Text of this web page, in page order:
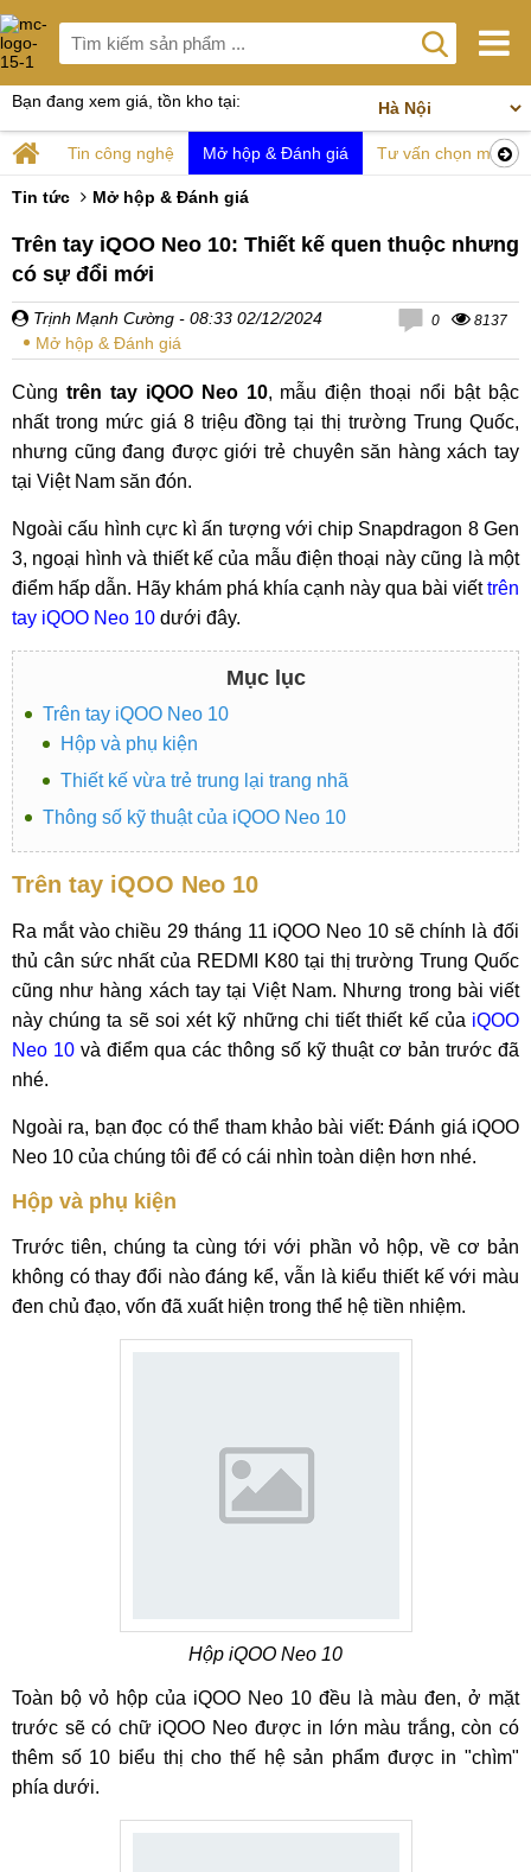
Bạn đang xem giá, tồn kho tại:
Tin công nghệ Mở hộp & Đánh giá Tư vấn chọn mua
Tin tức Mở hộp & Đánh giá
Trên tay iQOO Neo 10: Thiết kế quen thuộc nhưng
có sự đổi mới
Trịnh Mạnh Cường - 08:33 02/12/2024
Mở hộp & Đánh giá
0 8137
Cùng trên tay iQOO Neo 10, mẫu điện thoại nổi bật bậc
nhất trong mức giá 8 triệu đồng tại thị trường Trung Quốc,
nhưng cũng đang được giới trẻ chuyên săn hàng xách tay
tại Việt Nam săn đón.
Ngoài cấu hình cực kì ấn tượng với chip Snapdragon 8 Gen
3, ngoại hình và thiết kế của mẫu điện thoại này cũng là một
điểm hấp dẫn. Hãy khám phá khía cạnh này qua bài viếttrên
tay iQOO Neo 10 dưới đây.
Mục lục
Trên tay iQOO Neo 10
Hộp và phụ kiện
Thiết kế vừa trẻ trung lại trang nhã
Thông số kỹ thuật của iQOO Neo 10
Trên tay iQOO Neo 10
Ra mắt vào chiều 29 tháng 11 iQOO Neo 10 sẽ chính là đối
thủ cân sức nhất của REDMI K80 tại thị trường Trung Quốc
cũng như hàng xách tay tại Việt Nam. Nhưng trong bài viết
này chúng ta sẽ soi xét kỹ những chi tiết thiết kế của iQOO
Neo 10 và điểm qua các thông số kỹ thuật cơ bản trước đã
nhé.
Ngoài ra, bạn đọc có thể tham khảo bài viết: Đánh giá iQOO
Neo 10 của chúng tôi để có cái nhìn toàn diện hơn nhé.
Hộp và phụ kiện
Trước tiên, chúng ta cùng tới với phần vỏ hộp, về cơ bản
không có thay đổi nào đáng kể, vẫn là kiểu thiết kế với màu
đen chủ đạo, vốn đã xuất hiện trong thể hệ tiền nhiệm.
Hộp iQOO Neo 10
Toàn bộ vỏ hộp của iQOO Neo 10 đều là màu đen, ở mặt
trước sẽ có chữ iQOO Neo được in lớn màu trắng, còn có
thêm số 10 biểu thị cho thế hệ sản phẩm được in "chìm"
phía dưới.